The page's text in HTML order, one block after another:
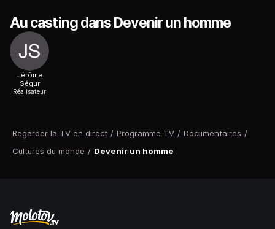
Regarder la TV en direct / Programme TV / Documentaires /
Cultures du monde / Devenir un homme
Au casting dans Devenir un homme
Jérôme
Ségur
Réalisateur